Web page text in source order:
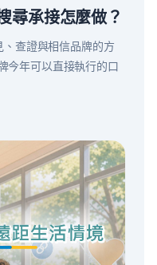
尋承接怎麼做？
查證與相信品牌的方
今年可以直接執行的口